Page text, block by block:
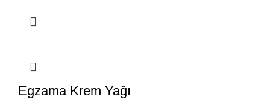
Egzama Krem Yağı